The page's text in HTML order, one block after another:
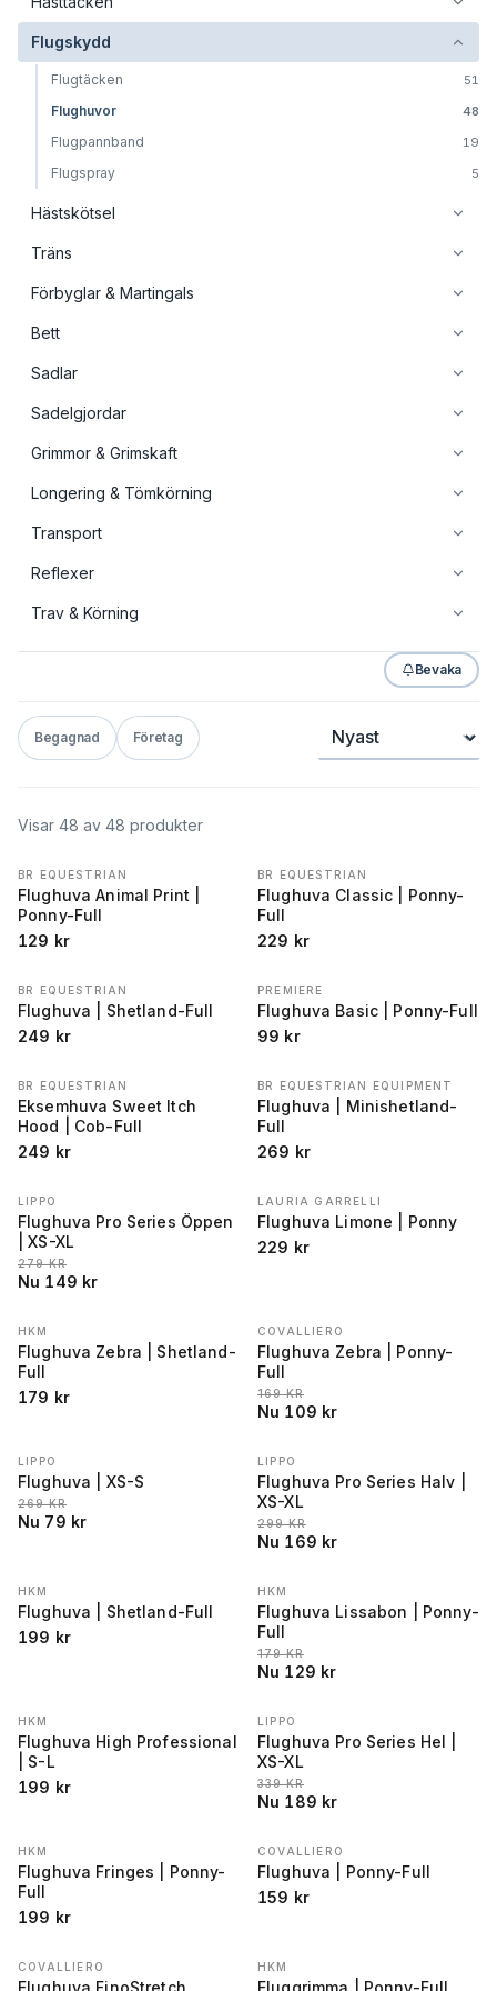
Flugskydd
Flugtäcken 51
Flughuvor 48
Flugpannband 19
Flugspray 5
Hästskötsel
Träns
Förbyglar & Martingals
Bett
Sadlar
Sadelgjordar
Grimmor & Grimskaft
Longering & Tömkörning
Transport
Reflexer
Trav & Körning
Bevaka
Begagnad Företag
Sortera
Visar 48 av 48 produkter
BR EQUESTRIAN
Flughuva Animal Print |
Ponny-Full
129 kr
BR EQUESTRIAN
Flughuva Classic | Ponny-
Full
229 kr
BR EQUESTRIAN
Flughuva | Shetland-Full
249 kr
PREMIERE
Flughuva Basic | Ponny-Full
99 kr
BR EQUESTRIAN
Eksemhuva Sweet Itch
Hood | Cob-Full
249 kr
BR EQUESTRIAN EQUIPMENT
Flughuva | Minishetland-
Full
269 kr
REA
LIPPO
Flughuva Pro Series Öppen
| XS-XL
LÄGSTA PRIS 30 DAGAR FÖRE REA
279KR
Nu 149 kr
LAURIA GARRELLI
Flughuva Limone | Ponny
229 kr
HKM
Flughuva Zebra | Shetland-
Full
179 kr
REA−36%
COVALLIERO
Flughuva Zebra | Ponny-
Full
LÄGSTA PRIS 30 DAGAR FÖRE REA
169KR
Nu 109 kr
REA
LIPPO
Flughuva | XS-S
LÄGSTA PRIS 30 DAGAR FÖRE REA
269KR
Nu 79 kr
REA
LIPPO
Flughuva Pro Series Halv |
XS-XL
LÄGSTA PRIS 30 DAGAR FÖRE REA
299KR
Nu 169 kr
HKM
Flughuva | Shetland-Full
199 kr
REA
HKM
Flughuva Lissabon | Ponny-
Full
LÄGSTA PRIS 30 DAGAR FÖRE REA
179KR
Nu 129 kr
HKM
Flughuva High Professional
| S-L
199 kr
REA
LIPPO
Flughuva Pro Series Hel |
XS-XL
LÄGSTA PRIS 30 DAGAR FÖRE REA
339KR
Nu 189 kr
HKM
Flughuva Fringes | Ponny-
Full
199 kr
COVALLIERO
Flughuva | Ponny-Full
159 kr
REA−34 %
COVALLIERO
Flughuva FinoStretch
HKM
Fluggrimma | Ponny-Full